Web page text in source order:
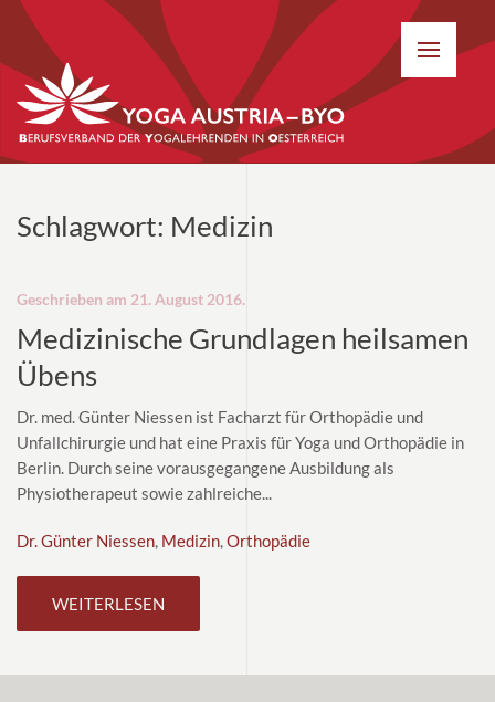
Schlagwort: Medizin
Geschrieben am 21. August 2016.
Medizinische Grundlagen heilsamen
Übens
Dr. med. Günter Niessen ist Facharzt für Orthopädie und
Unfallchirurgie und hat eine Praxis für Yoga und Orthopädie in
Berlin. Durch seine vorausgegangene Ausbildung als
Physiotherapeut sowie zahlreiche...
Dr. Günter Niessen, Medizin,Orthopädie
WEITERLESEN